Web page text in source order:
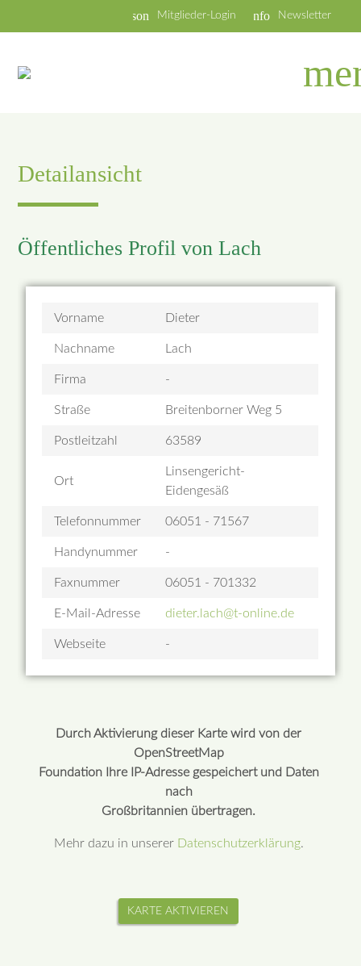
info Newsletter
person Mitglieder-Login
Detailansicht
Öffentliches Profil von Lach
Vorname Dieter
Nachname Lach
Firma -
Straße Breitenborner Weg 5
Postleitzahl 63589
Ort
Linsengericht-
Eidengesäß
Telefonnummer 06051 - 71567
Handynummer -
Faxnummer 06051 - 701332
E-Mail-Adresse dieter.lach@t-online.de
Webseite -
Durch Aktivierung dieser Karte wird von der
OpenStreetMap
Foundation Ihre IP-Adresse gespeichert und Daten
nach
Großbritannien übertragen.
Mehr dazu in unserer Datenschutzerklärung.
KARTE AKTIVIEREN